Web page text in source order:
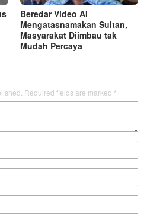
Beredar Video AI
Mengatasnamakan Sultan,
Masyarakat Diimbau tak
Mudah Percaya
Required fields are marked *